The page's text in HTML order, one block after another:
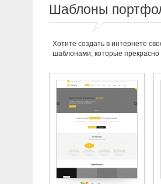
Шаблоны
Хотите создать в интернете
шаблонами, которые